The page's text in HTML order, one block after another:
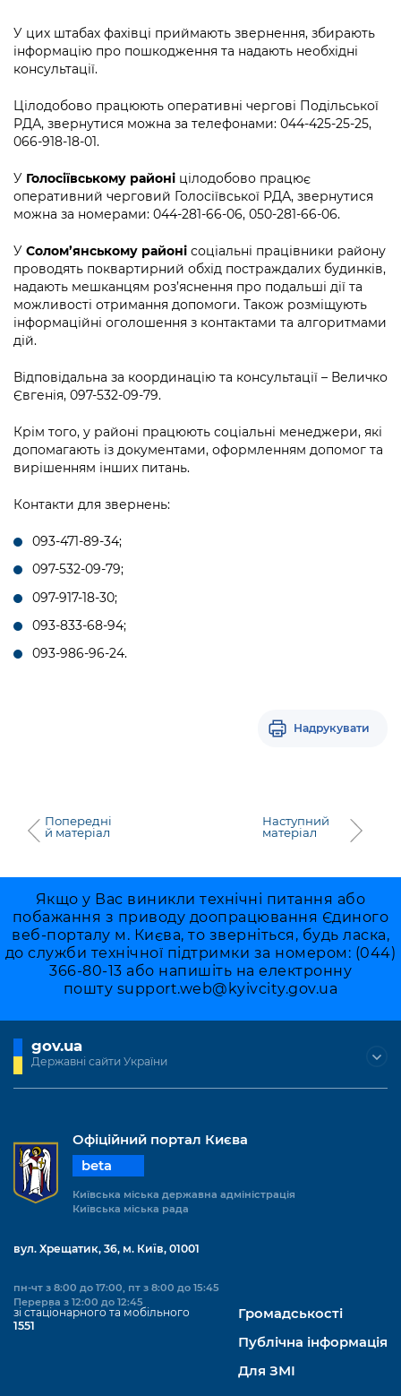
У цих штабах фахівці приймають звернення, збирають
інформацію про пошкодження та надають необхідні
консультації.
Цілодобово працюють оперативні чергові Подільської
РДА, звернутися можна за телефонами: 044-425-25-25,
066-918-18-01.
У Голосіївському районі цілодобово працює
оперативний черговий Голосіївської РДА, звернутися
можна за номерами: 044-281-66-06, 050-281-66-06.
У Солом’янському районі соціальні працівники району
проводять поквартирний обхід постраждалих будинків,
надають мешканцям роз’яснення про подальші дії та
можливості отримання допомоги. Також розміщують
інформаційні оголошення з контактами та алгоритмами
дій.
Відповідальна за координацію та консультації – Величко
Євгенія, 097-532-09-79.
Крім того, у районі працюють соціальні менеджери, які
допомагають із документами, оформленням допомог та
вирішенням інших питань.
Контакти для звернень:
093-471-89-34;
097-532-09-79;
097-917-18-30;
093-833-68-94;
093-986-96-24.
Надрукувати
Попередні
й матеріал
Наступний
матеріал
Якщо у Вас виникли технічні питання або
побажання з приводу доопрацювання Єдиного
веб-порталу м. Києва, то зверніться, будь ласка,
до служби технічної підтримки за номером: (044)
366-80-13 або напишіть на електронну
пошту support.web@kyivcity.gov.ua
gov.ua
Державні сайти України
Офіційний портал Києва
beta
Київська міська державна адміністрація
Київська міська рада
вул. Хрещатик, 36, м. Київ, 01001
пн-чт з 8:00 до 17:00, пт з 8:00 до 15:45
Перерва з 12:00 до 12:45
зі стаціонарного та мобільного
1551
Громадськості
Публічна інформація
Для ЗМІ